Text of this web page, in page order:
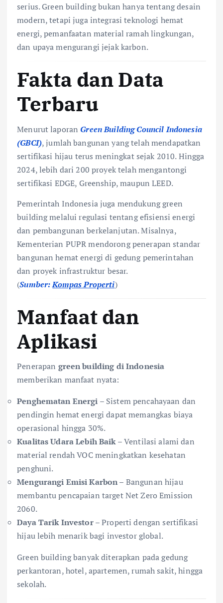
serius. Green building bukan hanya tentang desain
modern, tetapi juga integrasi teknologi hemat
energi, pemanfaatan material ramah lingkungan,
dan upaya mengurangi jejak karbon.
Fakta dan Data
Terbaru
Menurut laporan Green Building Council Indonesia
(GBCI), jumlah bangunan yang telah mendapatkan
sertifikasi hijau terus meningkat sejak 2010. Hingga
2024, lebih dari 200 proyek telah mengantongi
sertifikasi EDGE, Greenship, maupun LEED.
Pemerintah Indonesia juga mendukung green
building melalui regulasi tentang efisiensi energi
dan pembangunan berkelanjutan. Misalnya,
Kementerian PUPR mendorong penerapan standar
bangunan hemat energi di gedung pemerintahan
dan proyek infrastruktur besar.
(Sumber:Kompas Properti)
Manfaat dan
Aplikasi
Penerapan green building di Indonesia
memberikan manfaat nyata:
Penghematan Energi – Sistem pencahayaan dan
pendingin hemat energi dapat memangkas biaya
operasional hingga 30%.
Kualitas Udara Lebih Baik– Ventilasi alami dan
material rendah VOC meningkatkan kesehatan
penghuni.
Mengurangi Emisi Karbon– Bangunan hijau
membantu pencapaian target Net Zero Emission
2060.
Daya Tarik Investor– Properti dengan sertifikasi
hijau lebih menarik bagi investor global.
Green building banyak diterapkan pada gedung
perkantoran, hotel, apartemen, rumah sakit, hingga
sekolah.